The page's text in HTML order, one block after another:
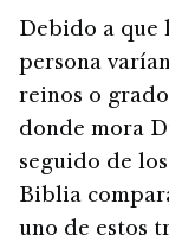
Debido a que
persona
reinos o
donde mora
seguido de
Biblia
uno de estos